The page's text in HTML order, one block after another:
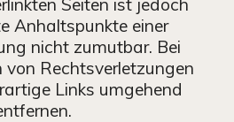
Anhaltspunkte einer
nicht zumutbar. Bei
Rechtsverletzungen
Links umgehend